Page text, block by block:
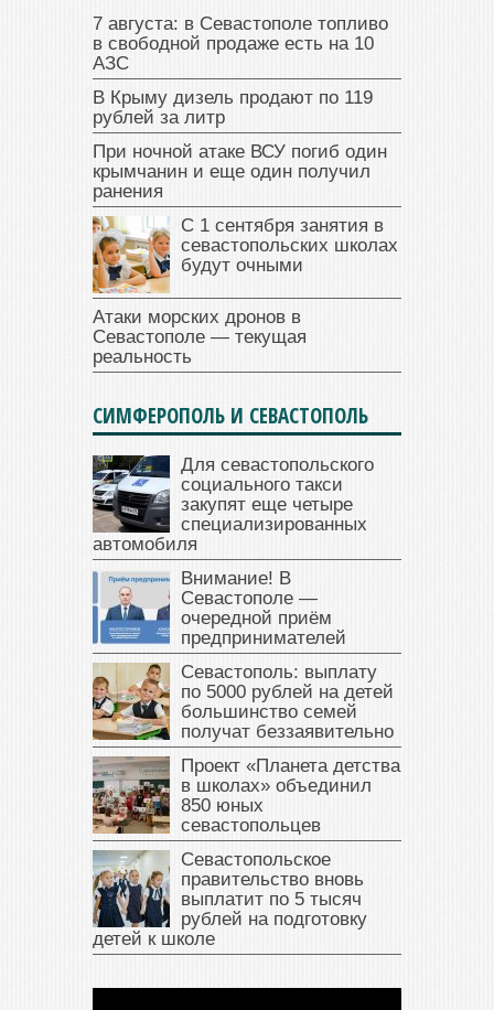
7 августа: в Севастополе топливо
в свободной продаже есть на 10
АЗС
В Крыму дизель продают по 119
рублей за литр
При ночной атаке ВСУ погиб один
крымчанин и еще один получил
ранения
С 1 сентября занятия в
севастопольских школах
будут очными
Атаки морских дронов в
Севастополе — текущая
реальность
СИМФЕРОПОЛЬ И СЕВАСТОПОЛЬ
Для севастопольского
социального такси
закупят еще четыре
специализированных
автомобиля
Внимание! В
Севастополе —
очередной приём
предпринимателей
Севастополь: выплату
по 5000 рублей на детей
большинство семей
получат беззаявительно
Проект «Планета детства
в школах» объединил
850 юных
севастопольцев
Севастопольское
правительство вновь
выплатит по 5 тысяч
рублей на подготовку
детей к школе